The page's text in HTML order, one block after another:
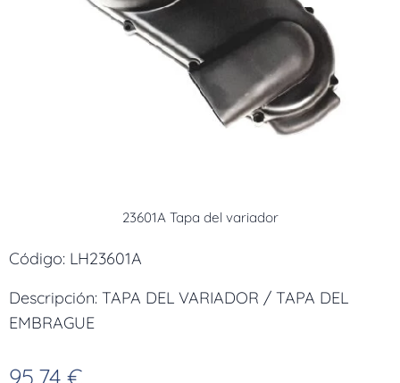
23601A Tapa del variador
Código: LH23601A
Descripción: TAPA DEL VARIADOR / TAPA DEL
EMBRAGUE